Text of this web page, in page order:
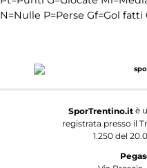
N=Nulle P=Perse Gf=Gol fatti
SporTrentino.itè
registrata presso il
1.250 del